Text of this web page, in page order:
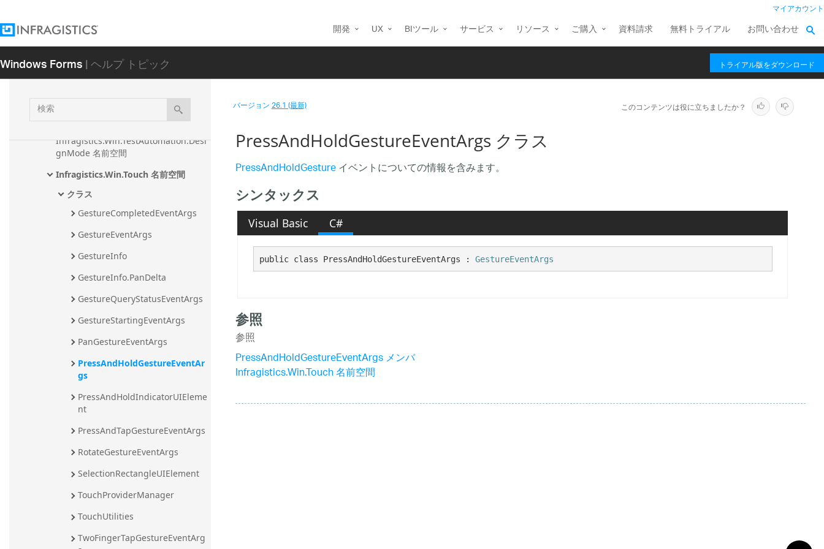
マイアカウント
開発 UX BIツール サービス リソース ご購入 資料請求 無料トライアル お問い合わせ
Windows Forms| ヘルプ トピック トライアル版をダウンロード
検
索
Infragistics.Win.Peek 名前空間
前空間
Infragistics.Win.Serialization 名前空
間
Infragistics.Win.TestAutomation.Desi
gnMode 名前空間
Infragistics.Win.Touch 名前空間
クラス
GestureCompletedEventArgs
GestureEventArgs
GestureInfo
GestureInfo.PanDelta
GestureQueryStatusEventArgs
GestureStartingEventArgs
PanGestureEventArgs
PressAndHoldGestureEventAr
gs
PressAndHoldIndicatorUIEleme
nt
PressAndTapGestureEventArgs
RotateGestureEventArgs
SelectionRectangleUIElement
TouchProviderManager
TouchUtilities
TwoFingerTapGestureEventArg
バージョン26.1 (最新) このコンテンツは役に立ちましたか？
PressAndHoldGestureEventArgs クラス
PressAndHoldGestureイベントについての情報を含みます。
シンタックス
Visual Basic C#
public class PressAndHoldGestureEventArgs : GestureEventArgs
参照
参照
PressAndHoldGestureEventArgs メンバ
Infragistics.Win.Touch 名前空間